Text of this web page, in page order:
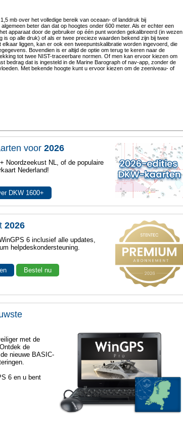
mb over het volledige bereik van oceaan- of landdruk bij
beter dan dat op hoogtes onder 600 meter. Als er echter een
apparaat door de gebruiker op één punt worden gekalibreerd (in wezen
is op alle druk) of als er twee precieze waarden bekend zijn bij twee
liggen, kan er ook een tweepuntskalibratie worden ingevoerd, die
Bovendien is er altijd de optie om terug te keren naar de
tot twee NIST-traceerbare normen. Of men kan ervoor kiezen om
bedrag dat is ingesteld in de Marine Barograph of nav-app, zonder de
Met bekende hoogte kunt u ervoor kiezen om de zeeniveau- of
voor2026
Noordzeekust NL, of de populaire
Nederland!
DKW 1600+
2026
6 inclusief alle updates,
helpdeskondersteuning.
Bestel nu
met de
de
nieuwe BASIC-
6 en u bent